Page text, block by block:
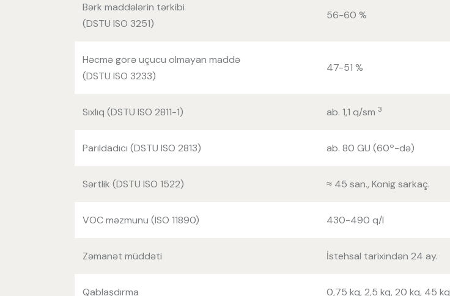
Bərk maddələrin tərkibi
(DSTU ISO 3251)
56-60 %
Həcmə görə uçucu olmayan maddə
(DSTU ISO 3233)
47-51 %
Sıxlıq (DSTU ISO 2811-1) ab. 1,1 q/sm 3
Parıldadıcı (DSTU ISO 2813) ab. 80 GU (60º-də)
Sərtlik (DSTU ISO 1522) ≈ 45 san., Konig sarkaç.
VOC məzmunu (ISO 11890) 430-490 q/l
Zəmanət müddəti İstehsal tarixindən 24 ay.
Qablaşdırma 0,75 kq, 2,5 kq, 20 kq, 45 kq